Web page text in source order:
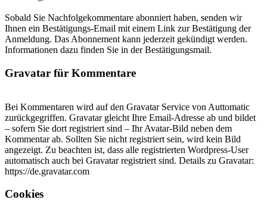
Sobald Sie Nachfolgekommentare abonniert haben, senden wir
Ihnen ein Bestätigungs-Email mit einem Link zur Bestätigung der
Anmeldung. Das Abonnement kann jederzeit gekündigt werden.
Informationen dazu finden Sie in der Bestätigungsmail.
Gravatar für Kommentare
Bei Kommentaren wird auf den Gravatar Service von Auttomatic
zurückgegriffen. Gravatar gleicht Ihre Email-Adresse ab und bildet
– sofern Sie dort registriert sind – Ihr Avatar-Bild neben dem
Kommentar ab. Sollten Sie nicht registriert sein, wird kein Bild
angezeigt. Zu beachten ist, dass alle registrierten Wordpress-User
automatisch auch bei Gravatar registriert sind. Details zu Gravatar:
https://de.gravatar.com
Cookies